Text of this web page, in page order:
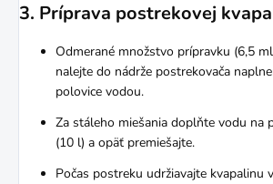
3. Príprava postrekovej
Odmerané množstvo prípravku (6,5
nalejte do nádrže postrekovača
polovice vodou.
Za stáleho miešania doplňte vodu na
(10 l) a opäť premiešajte.
Počas postreku udržiavajte kvapalinu